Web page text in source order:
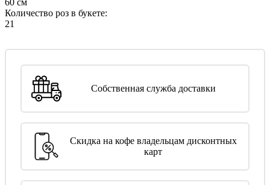
Количество роз в букете:
21
Собственная служба доставки
Скидка на кофе владельцам дисконтных
карт